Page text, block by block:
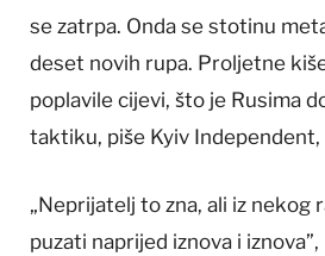
se zatrpa. Onda se stotinu
deset novih rupa. Proljetne
poplavile cijevi, što je Rusima
taktiku, piše Kyiv Independent,
„Neprijatelj to zna, ali iz nekog
puzati naprijed iznova i